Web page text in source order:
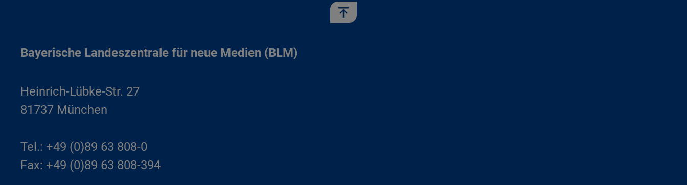
Bayerische Landeszentrale für neue Medien (BLM)
Heinrich-Lübke-Str. 27
81737 München
Tel.: +49 (0)89 63 808-0
Fax: +49 (0)89 63 808-394